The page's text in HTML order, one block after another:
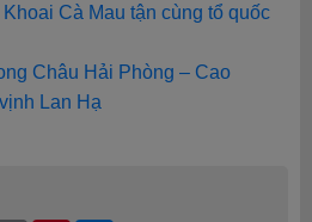
Cà Mau tận cùng tổ quốc
Châu Hải Phòng – Cao
Lan Hạ